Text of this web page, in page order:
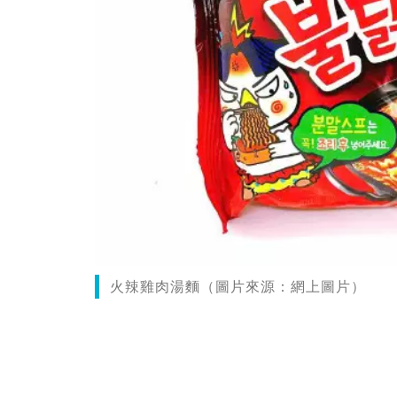
火辣雞肉湯麵（圖片來源：網上圖片）